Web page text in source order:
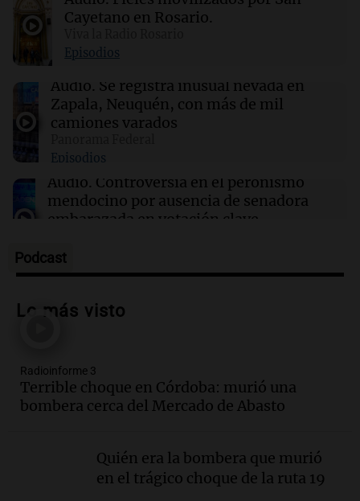
Estudio en la Antártida revela riesgos sociales
para astronautas en misiones prolongadas
17:31 Ciencia
Científicos de UCLA logran guiar el calor como
si fuera luz a temperatura ambiente
17:24 Sociedad
Ajustan la imputación a la menor involucrada
en el asesinato de Jeremías Monzón
Cayetano en Rosario.
Episodios
Audio. Se registra inusual nevada en
Zapala, Neuquén, con más de mil
camiones varados
Episodios
Audio. Controversia en el peronismo
mendocino por ausencia de senadora
embarazada en votación clave
Episodios
Audio.Mateo Bouniba, joven de Villa
en Estados Unidos
Audio.Fieles celebran a San Cayetano
en Córdoba pidiendo pan, paz y trabajo
Día Internacional de la Cerveza:
mitos, secretos y el desafío de producir
Podcast
Lo más visto
Radioinforme 3
Terrible choque en Córdoba: murió una
bombera cerca del Mercado de Abasto
Quién era la bombera que murió
en el trágico choque de la ruta 19